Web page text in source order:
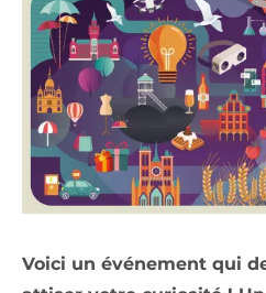
Voici un événement qui